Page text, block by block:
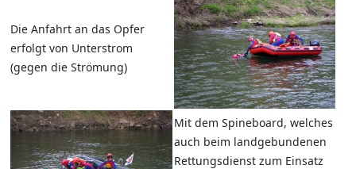
Die Anfahrt an das Opfer
erfolgt von Unterstrom
(gegen die Strömung)
Mit dem Spineboard, welches
auch beim landgebundenen
Rettungsdienst zum Einsatz